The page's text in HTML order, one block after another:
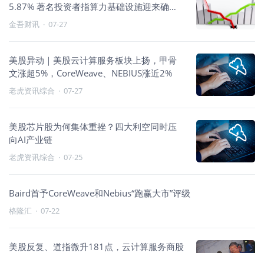
5.87% 著名投资者指算力基础设施迎来确定
性红利
金吾财讯 · 07-27
美股异动｜美股云计算服务板块上扬，甲骨
文涨超5%，CoreWeave、NEBIUS涨近2%
老虎资讯综合 · 07-27
美股芯片股为何集体重挫？四大利空同时压
向AI产业链
老虎资讯综合 · 07-25
Baird首予CoreWeave和Nebius“跑赢大市”评级
格隆汇 · 07-22
美股反复、道指微升181点，云计算服务商股